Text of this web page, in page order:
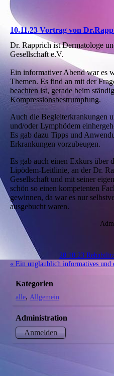
10.11.23 Vortrag von
Dr. Rapprich ist Dermatologe
Gesellschaft e.V.
Ein informativer Abend war es
Themen. Es find an mit der
beachten ist, gerade beim
Kompressionsbestrumpfung.
Auch die Begleiterkrankungen
und/oder Lymphödem
Es gab dazu Tipps und
Erkrankungen vorzubeugen.
Es gab auch einen Exkurs über
Lipödem-Leitlinie, an der Dr.
Gesellschaft und mit seiner
schön so einen kompetenten
gewinnen, da war es nur
ausgebucht waren.
20.10.23
« Ein unglaublich informatives und
Kategorien
alle Allgemein
Administration
Anmelden